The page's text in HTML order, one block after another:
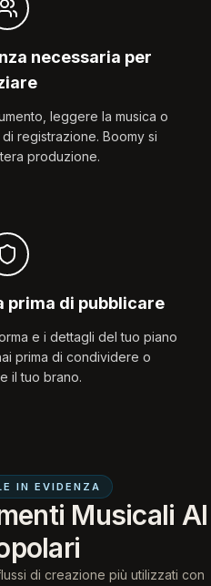
necessaria per
leggere la musica o
registrazione. Boomy si
produzione.
prima di pubblicare
e i dettagli del tuo piano
prima di condividere o
il tuo brano.
IN EVIDENZA
Musicali AI
di creazione più utilizzati con